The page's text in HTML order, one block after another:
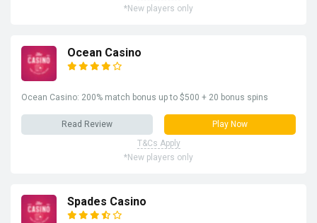
*New players only
Ocean Casino
Ocean Casino: 200% match bonus up to $500 + 20 bonus spins
Read Review
Play Now
T&Cs Apply
*New players only
Spades Casino